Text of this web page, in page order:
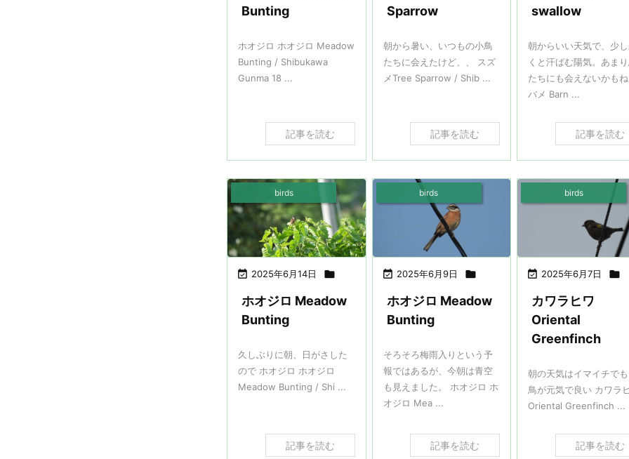
Bunting
ホオジロ ホオジロ Meadow
Bunting / Shibukawa
Gunma 18 ...
記事を読む
Sparrow
朝から暑い、いつもの小鳥
たちに会えたけど、、 スズ
メTree Sparrow / Shib ...
記事を読む
swallow
朝からいい天気で、少
くと汗ばむ陽気。あま
たちにも会えないかも
バメ Barn ...
記事を読む
 2025年6月14日 
birds
ホオジロ Meadow
Bunting
久しぶりに朝、日がさした
ので ホオジロ ホオジロ
Meadow Bunting / Shi ...
記事を読む
 2025年6月9日 
birds
ホオジロ Meadow
Bunting
そろそろ梅雨入りという予
報ではあるが、今朝は青空
も見えました。 ホオジロ ホ
オジロ Mea ...
記事を読む
 2025年6月7日 
birds
カワラヒワ
Oriental
Greenfinch
朝の天気はイマイチでも
鳥が元気で良い カワラ
Oriental Greenfinch ...
記事を読む